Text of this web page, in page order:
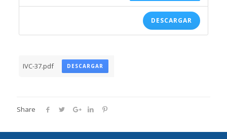
DESCARGAR
IVC-37.pdf DESCARGAR
Share